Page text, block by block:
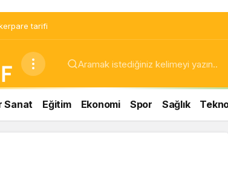
tarifi
Sanat Eğitim Ekonomi Spor Sağlık